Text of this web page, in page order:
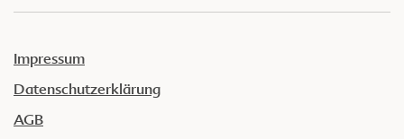
Impressum
Datenschutzerklärung
AGB